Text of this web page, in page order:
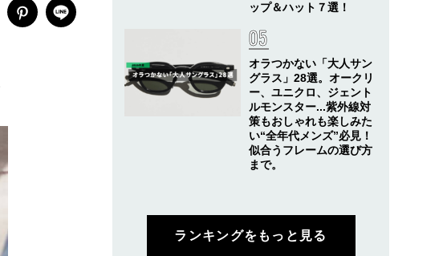
ップ＆ハット７選！
オラつかない「大人サン
グラス」28選。オークリ
ー、ユニクロ、ジェント
ルモンスター...紫外線対
策もおしゃれも楽しみた
い“全年代メンズ”必見！
似合うフレームの選び方
まで。
ランキングをもっと見る